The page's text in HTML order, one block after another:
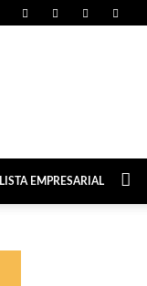
LISTA EMPRESARIAL